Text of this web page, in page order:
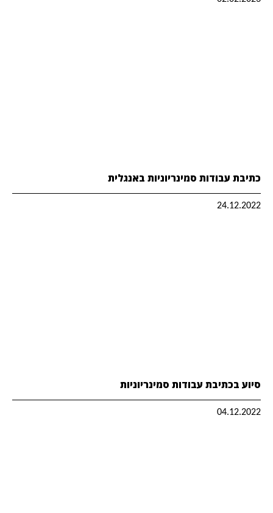
כתיבת עבודות סמינריוניות באנגלית
24.12.2022
סיוע בכתיבת עבודות סמינריוניות
04.12.2022